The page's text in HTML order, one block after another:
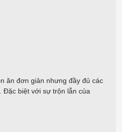
ăn đơn giản nhưng đầy đủ các
Đặc biệt với sự trộn lẫn của